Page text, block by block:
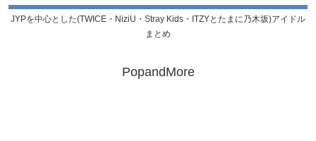
JYPを中心とした(TWICE・NiziU・Stray Kids・ITZYとたまに乃木坂)アイドル
まとめ
PopandMore